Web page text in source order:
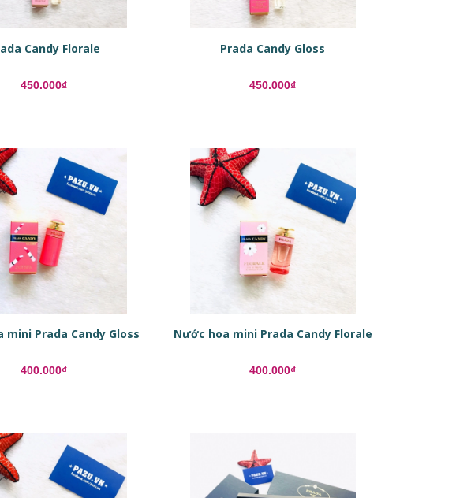
Candy Florale
450.000₫
Prada Candy Gloss
450.000₫
mini Prada Candy Gloss
400.000₫
Nước hoa mini Prada Candy Florale
400.000₫